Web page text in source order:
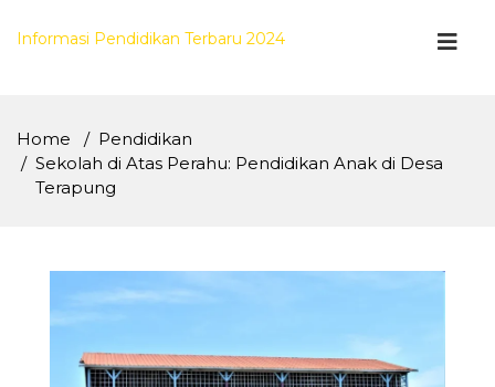
Informasi Pendidikan Terbaru 2024
Home
Pendidikan
Sekolah di Atas Perahu: Pendidikan Anak di Desa
Terapung